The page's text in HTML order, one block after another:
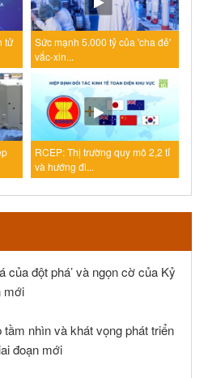
tử
Sức mạnh 5.000 tỷ của 'cha đẻ'
vắc-xin...
RCEP: Thị trường quy mô 2,2 tỉ
và hướng đi...
của đột phá’ và ngọn cờ của Kỷ
mới
tầm nhìn và khát vọng phát triển
đoạn mới